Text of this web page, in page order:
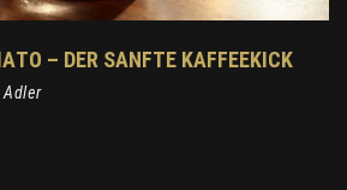
– DER SANFTE KAFFEEKICK